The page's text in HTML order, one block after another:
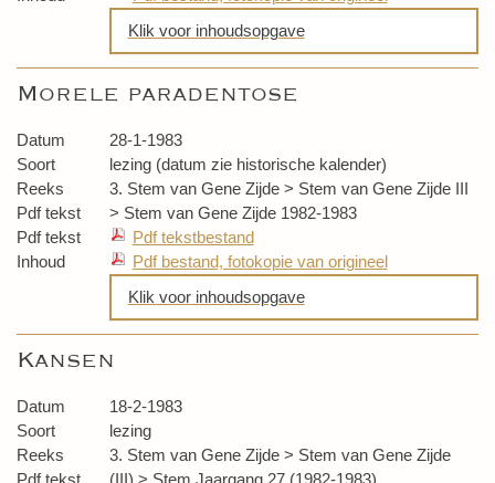
Klik voor inhoudsopgave
Beantwoording vragen
Morele paradentose
Datum
28-1-1983
Soort
lezing (datum zie historische kalender)
Reeks
3. Stem van Gene Zijde > Stem van Gene Zijde III
> Stem van Gene Zijde 1982-1983
Pdf tekst
Pdf tekstbestand
Pdf tekst
Pdf bestand, fotokopie van origineel
Inhoud
Klik voor inhoudsopgave
Kansen
Datum
18-2-1983
Soort
lezing
Reeks
3. Stem van Gene Zijde > Stem van Gene Zijde
(III) > Stem Jaargang 27 (1982-1983)
Pdf tekst